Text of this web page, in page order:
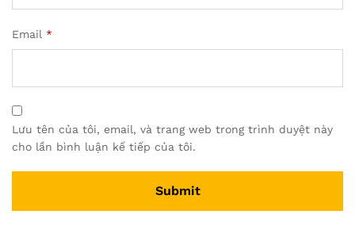
Email *
Lưu tên của tôi, email, và trang web trong trình duyệt này
cho lần bình luận kế tiếp của tôi.